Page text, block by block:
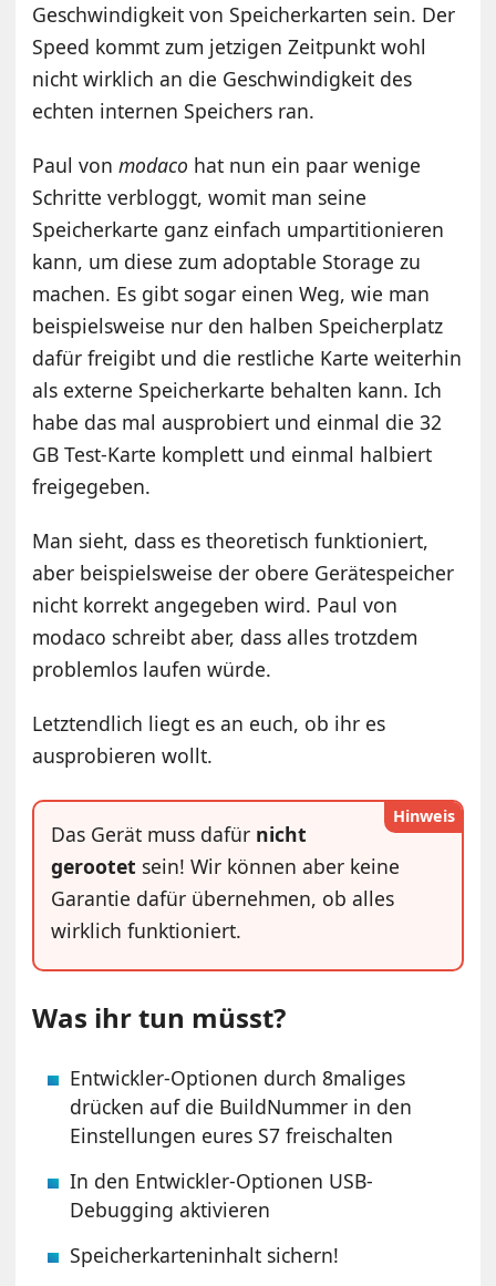
Geschwindigkeit von Speicherkarten sein. Der
Speed kommt zum jetzigen Zeitpunkt wohl
nicht wirklich an die Geschwindigkeit des
echten internen Speichers ran.
Paul vonmodaco hat nun ein paar wenige
Schritte verbloggt, womit man seine
Speicherkarte ganz einfach umpartitionieren
kann, um diese zum adoptable Storage zu
machen. Es gibt sogar einen Weg, wie man
beispielsweise nur den halben Speicherplatz
dafür freigibt und die restliche Karte weiterhin
als externe Speicherkarte behalten kann. Ich
habe das mal ausprobiert und einmal die 32
GB Test-Karte komplett und einmal halbiert
freigegeben.
Man sieht, dass es theoretisch funktioniert,
aber beispielsweise der obere Gerätespeicher
nicht korrekt angegeben wird. Paul von
modaco schreibt aber, dass alles trotzdem
problemlos laufen würde.
Letztendlich liegt es an euch, ob ihr es
ausprobieren wollt.
Hinweis
Das Gerät muss dafür nicht
gerootet sein! Wir können aber keine
Garantie dafür übernehmen, ob alles
wirklich funktioniert.
Was ihr tun müsst?
Entwickler-Optionen durch 8maliges
drücken auf die BuildNummer in den
Einstellungen eures S7 freischalten
In den Entwickler-Optionen USB-
Debugging aktivieren
Speicherkarteninhalt sichern!